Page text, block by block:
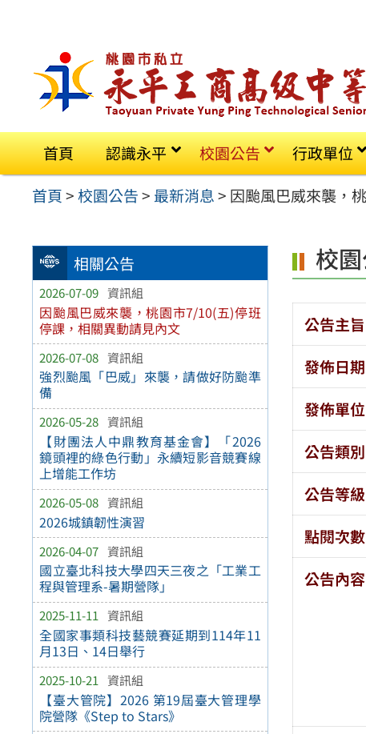
容
區
首頁 認識永平 校園公告 行政單位
首頁>校園公告> 最新消息> 因颱風巴威來襲，
相關公告
2026-07-09 資訊組
因颱風巴威來襲，桃園市7/10(五)停班
停課，相關異動請見內文
2026-07-08 資訊組
強烈颱風「巴威」來襲，請做好防颱準
備
2026-05-28 資訊組
【財團法人中鼎教育基金會】「2026
鏡頭裡的綠色行動」永續短影音競賽線
上增能工作坊
2026-05-08 資訊組
2026城鎮韌性演習
2026-04-07 資訊組
國立臺北科技大學四天三夜之「工業工
程與管理系-暑期營隊」
2025-11-11 資訊組
全國家事類科技藝競賽延期到114年11
月13日、14日舉行
2025-10-21 資訊組
【臺大管院】2026 第19屆臺大管理學
院營隊《Step to Stars》
校
公告主旨
發佈日期
發佈單位
公告類別
公告等級
點閱次數
公告內容